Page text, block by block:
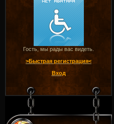
Гость, мы рады вас видеть.
>Быстрая регистрация<
Вход